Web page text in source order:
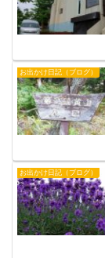
お出かけ日記（ブログ）
お出かけ日記（ブログ）